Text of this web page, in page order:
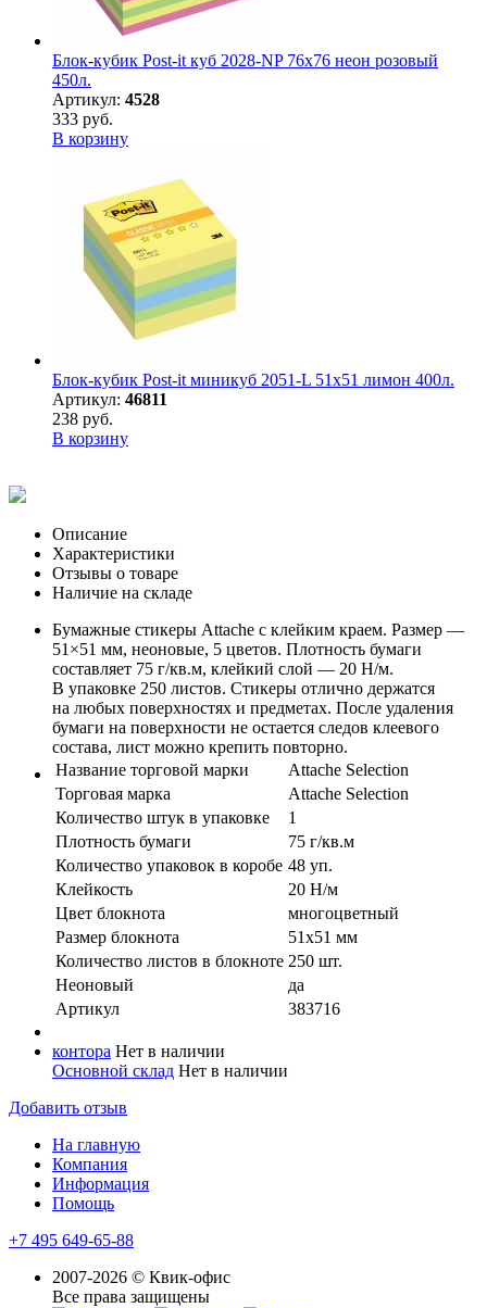
Блок-кубик Post-it куб 2028-NP 76х76 неон розовый
450л.
Артикул: 4528
333 руб.
В корзину
Блок-кубик Post-it миникуб 2051-L 51х51 лимон 400л.
Артикул: 46811
238 руб.
В корзину
Описание
Характеристики
Отзывы о товаре
Наличие на складе
Бумажные стикеры Attache с клейким краем. Размер —
51×51 мм, неоновые, 5 цветов. Плотность бумаги
составляет 75 г/кв.м, клейкий слой — 20 Н/м.
В упаковке 250 листов. Стикеры отлично держатся
на любых поверхностях и предметах. После удаления
бумаги на поверхности не остается следов клеевого
состава, лист можно крепить повторно.
Название торговой марки
Attache Selection
Торговая марка
Attache Selection
Количество штук в упаковке
1
Плотность бумаги
75 г/кв.м
Количество упаковок в коробе 48 уп.
Клейкость
20 Н/м
Цвет блокнота
многоцветный
Размер блокнота
51х51 мм
Количество листов в блокноте 250 шт.
Неоновый
да
Артикул
383716
контора Нет в наличии
Основной склад Нет в наличии
Добавить отзыв
На главную
Компания
Информация
Помощь
+7 495 649-65-88
2007-2026 © Квик-офис
Все права защищены